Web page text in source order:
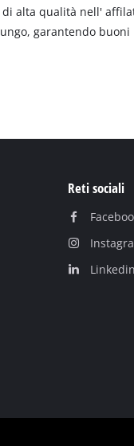
alta qualità nell'
garantendo
Reti sociali
Linkedin